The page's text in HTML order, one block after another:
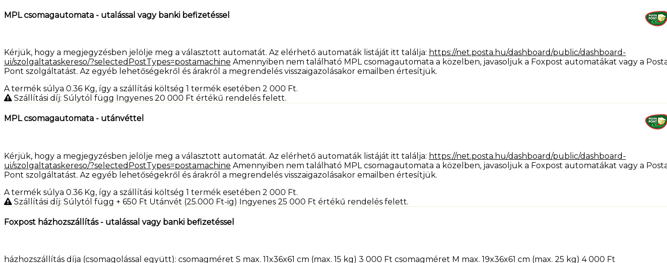
MPL csomagautomata - utalással vagy banki befizetéssel
Kérjük, hogy a megjegyzésben jelölje meg a választott automatát. Az elérhető automaták listáját itt találja: https://net.posta.hu/dashboard/public/dashboard-
ui/szolgaltataskereso/?selectedPostTypes=postamachine Amennyiben nem található MPL csomagautomata a közelben, javasoljuk a Foxpost automatákat vagy a
Pont szolgáltatást. Az egyéb lehetőségekről és árakról a megrendelés visszaigazolásakor emailben értesítjük.
A termék súlya 0.36 Kg, így a szállítási költség 1 termék esetében 2 000 Ft.
Szállítási díj: Súlytól függ
Ingyenes 20 000 Ft értékű rendelés felett.
MPL csomagautomata - utánvéttel
Kérjük, hogy a megjegyzésben jelölje meg a választott automatát. Az elérhető automaták listáját itt találja: https://net.posta.hu/dashboard/public/dashboard-
ui/szolgaltataskereso/?selectedPostTypes=postamachine Amennyiben nem található MPL csomagautomata a közelben, javasoljuk a Foxpost automatákat vagy a
Pont szolgáltatást. Az egyéb lehetőségekről és árakról a megrendelés visszaigazolásakor emailben értesítjük.
A termék súlya 0.36 Kg, így a szállítási költség 1 termék esetében 2 000 Ft.
Szállítási díj: Súlytól függ + 650 Ft Utánvét (25.000 Ft-ig) Ingyenes 25 000 Ft értékű rendelés felett.
Foxpost házhozszállítás - utalással vagy banki befizetéssel
házhozszállítás díja (csomagolással együtt): csomagméret S max. 11x36x61 cm (max. 15 kg) 3 000 Ft csomagméret M max. 19x36x61 cm (max. 25 kg) 4 000 Ft